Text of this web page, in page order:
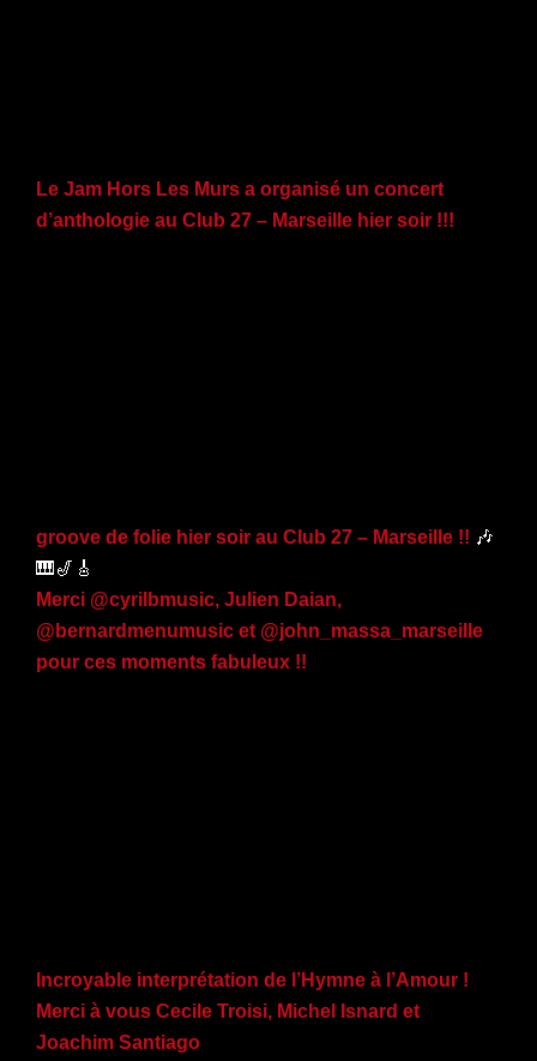
Le Jam Hors Les Murs a organisé un concert
d’anthologie au Club 27 – Marseille hier soir !!!
groove de folie hier soir au Club 27 – Marseille !! 🎶
🎹🎷🎸
Merci @cyrilbmusic, Julien Daian,
@bernardmenumusic et @john_massa_marseille
pour ces moments fabuleux !!
Incroyable interprétation de l’Hymne à l’Amour !
Merci à vous Cecile Troisi, Michel Isnard et
Joachim Santiago